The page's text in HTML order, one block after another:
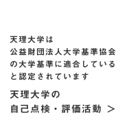
天理大学は
公益財団法人大学基準協会
の大学基準に適合している
と認定されています
天理大学の
自己点検・評価活動 ＞